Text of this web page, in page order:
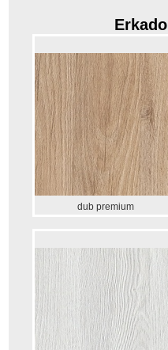
dub premium